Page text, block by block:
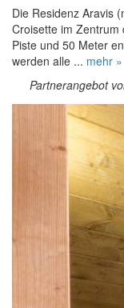
Die Residenz Aravis
Croisette im
Piste und 50 Meter
werden alle ... mehr »
Partnerangebot